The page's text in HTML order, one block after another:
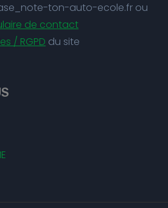
ton-auto-ecole.fr ou
de contact
/ RGPD du site